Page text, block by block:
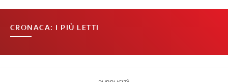
CRONACA: I PIÙ LETTI